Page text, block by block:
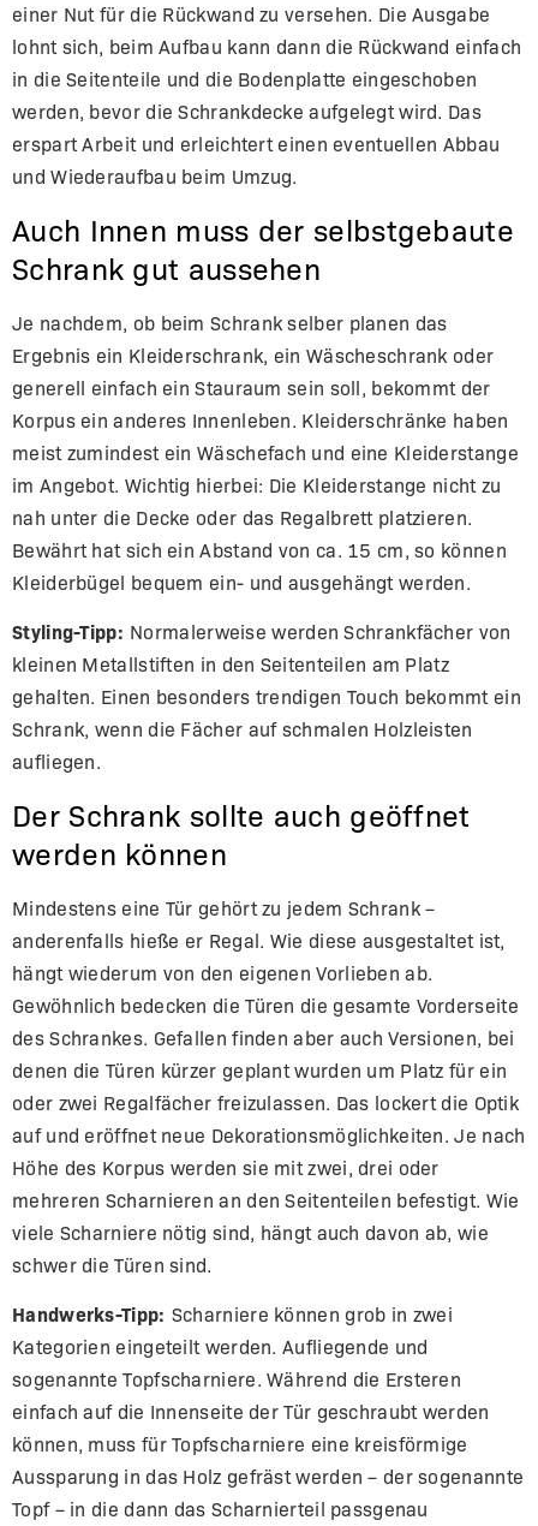
einer Nut für die Rückwand zu versehen. Die Ausgabe
lohnt sich, beim Aufbau kann dann die Rückwand einfach
in die Seitenteile und die Bodenplatte eingeschoben
werden, bevor die Schrankdecke aufgelegt wird. Das
erspart Arbeit und erleichtert einen eventuellen Abbau
und Wiederaufbau beim Umzug.
Auch Innen muss der selbstgebaute
Schrank gut aussehen
Je nachdem, ob beim Schrank selber planen das
Ergebnis ein Kleiderschrank, ein Wäscheschrank oder
generell einfach ein Stauraum sein soll, bekommt der
Korpus ein anderes Innenleben. Kleiderschränke haben
meist zumindest ein Wäschefach und eine Kleiderstange
im Angebot. Wichtig hierbei: Die Kleiderstange nicht zu
nah unter die Decke oder das Regalbrett platzieren.
Bewährt hat sich ein Abstand von ca. 15 cm, so können
Kleiderbügel bequem ein- und ausgehängt werden.
Styling-Tipp: Normalerweise werden Schrankfächer von
kleinen Metallstiften in den Seitenteilen am Platz
gehalten. Einen besonders trendigen Touch bekommt ein
Schrank, wenn die Fächer auf schmalen Holzleisten
aufliegen.
Der Schrank sollte auch geöffnet
werden können
Mindestens eine Tür gehört zu jedem Schrank –
anderenfalls hieße er Regal. Wie diese ausgestaltet ist,
hängt wiederum von den eigenen Vorlieben ab.
Gewöhnlich bedecken die Türen die gesamte Vorderseite
des Schrankes. Gefallen finden aber auch Versionen, bei
denen die Türen kürzer geplant wurden um Platz für ein
oder zwei Regalfächer freizulassen. Das lockert die Optik
auf und eröffnet neue Dekorationsmöglichkeiten. Je nach
Höhe des Korpus werden sie mit zwei, drei oder
mehreren Scharnieren an den Seitenteilen befestigt. Wie
viele Scharniere nötig sind, hängt auch davon ab, wie
schwer die Türen sind.
Handwerks-Tipp: Scharniere können grob in zwei
Kategorien eingeteilt werden. Aufliegende und
sogenannte Topfscharniere. Während die Ersteren
einfach auf die Innenseite der Tür geschraubt werden
können, muss für Topfscharniere eine kreisförmige
Aussparung in das Holz gefräst werden – der sogenannte
Topf – in die dann das Scharnierteil passgenau